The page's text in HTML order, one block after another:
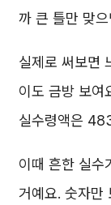
까 큰 틀만 맞
실제로 써보면
이도 금방 보
실수령액은
이때 흔한 실
거예요. 숫자만